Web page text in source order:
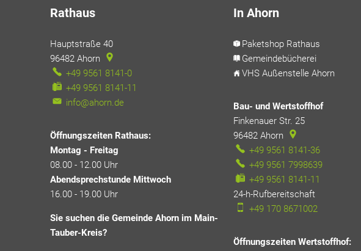
Rathaus
Hauptstraße 40
96482 Ahorn
+49 9561 8141-0
+49 9561 8141-11
info@ahorn.de
Öffnungszeiten Rathaus:
Montag - Freitag
08.00 - 12.00 Uhr
Abendsprechstunde Mittwoch
16.00 - 19.00 Uhr
Sie suchen die Gemeinde Ahorn im Main-
Tauber-Kreis?
In Ahorn
Paketshop Rathaus
Gemeindebücherei
VHS Außenstelle Ahorn
Bau- und Wertstoffhof
Finkenauer Str. 25
96482 Ahorn
+49 9561 8141-36
+49 9561 7998639
+49 9561 8141-11
24-h-Rufbereitschaft
+49 170 8671002
Öffnungszeiten Wertstoffhof: